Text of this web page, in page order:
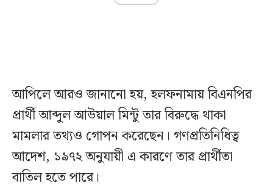
আপিলে আরও জানানো হয়, হলফনামায় বিএনপির
প্রার্থী আব্দুল আউয়াল মিন্টু তার বিরুদ্ধে থাকা
মামলার তথ্যও গোপন করেছেন। গণপ্রতিনিধিত্ব
আদেশ, ১৯৭২ অনুযায়ী এ কারণে তার প্রার্থীতা
বাতিল হতে পারে।